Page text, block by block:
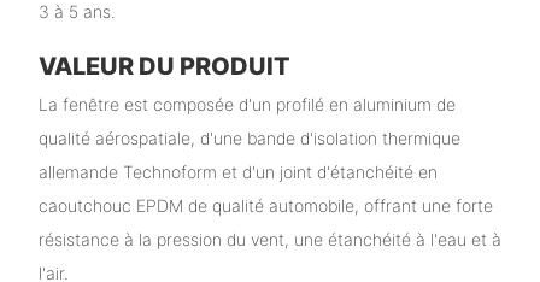
3 à 5 ans.
VALEUR DU PRODUIT
La fenêtre est composée d'un profilé en aluminium de
qualité aérospatiale, d'une bande d'isolation thermique
allemande Technoform et d'un joint d'étanchéité en
caoutchouc EPDM de qualité automobile, offrant une forte
résistance à la pression du vent, une étanchéité à l'eau et à
l'air.